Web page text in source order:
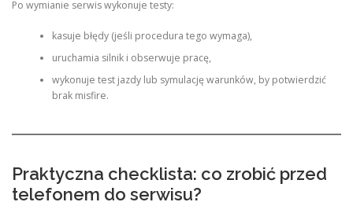
Po wymianie serwis wykonuje testy:
kasuje błędy (jeśli procedura tego wymaga),
uruchamia silnik i obserwuje pracę,
wykonuje test jazdy lub symulację warunków, by potwierdzić
brak misfire.
Praktyczna checklista: co zrobić przed
telefonem do serwisu?